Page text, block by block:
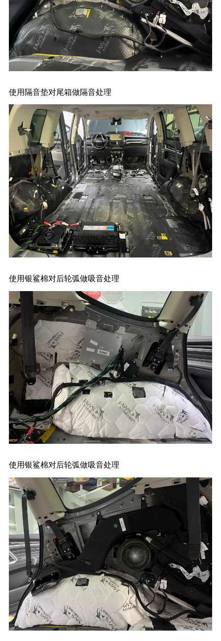
使用隔音垫对尾箱做隔音处理
使用银鲨棉对后轮弧做吸音处理
使用银鲨棉对后轮弧做吸音处理